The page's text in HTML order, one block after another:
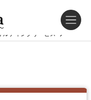
ルティングサービス